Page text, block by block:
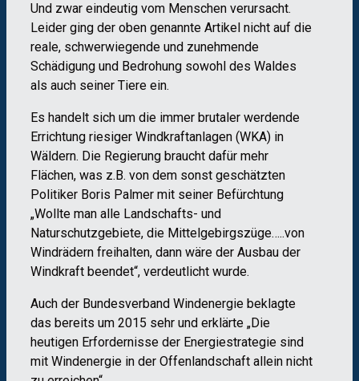
Und zwar eindeutig vom Menschen verursacht.
Leider ging der oben genannte Artikel nicht auf die
reale, schwerwiegende und zunehmende
Schädigung und Bedrohung sowohl des Waldes
als auch seiner Tiere ein.
Es handelt sich um die immer brutaler werdende
Errichtung riesiger Windkraftanlagen (WKA) in
Wäldern. Die Regierung braucht dafür mehr
Flächen, was z.B. von dem sonst geschätzten
Politiker Boris Palmer mit seiner Befürchtung
„Wollte man alle Landschafts- und
Naturschutzgebiete, die Mittelgebirgszüge…..von
Windrädern freihalten, dann wäre der Ausbau der
Windkraft beendet“, verdeutlicht wurde.
Auch der Bundesverband Windenergie beklagte
das bereits um 2015 sehr und erklärte „Die
heutigen Erfordernisse der Energiestrategie sind
mit Windenergie in der Offenlandschaft allein nicht